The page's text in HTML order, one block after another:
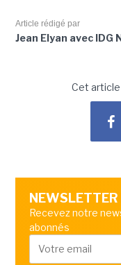
Article rédigé par
Jean Elyan avec IDG
Cet article
NEWSLETTER
Recevez notre
abonnés